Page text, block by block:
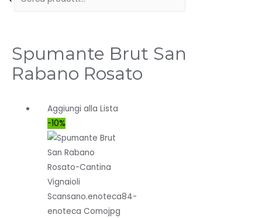
Spumante Brut San
Rabano Rosato
Aggiungi alla Lista
-10%